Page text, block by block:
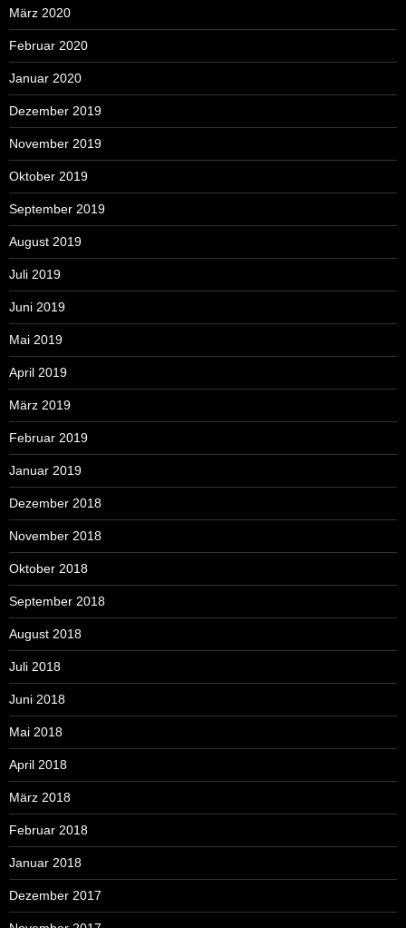
März 2020
Februar 2020
Januar 2020
Dezember 2019
November 2019
Oktober 2019
September 2019
August 2019
Juli 2019
Juni 2019
Mai 2019
April 2019
März 2019
Februar 2019
Januar 2019
Dezember 2018
November 2018
Oktober 2018
September 2018
August 2018
Juli 2018
Juni 2018
Mai 2018
April 2018
März 2018
Februar 2018
Januar 2018
Dezember 2017